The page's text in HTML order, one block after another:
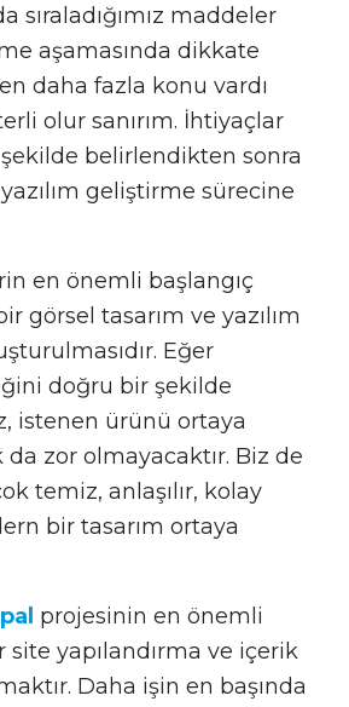
sıraladığımız maddeler
aşamasında dikkate
daha fazla konu vardı
olur sanırım. İhtiyaçlar
şekilde belirlendikten sonra
yazılım geliştirme sürecine
en önemli başlangıç
görsel tasarım ve yazılım
Eğer
doğru bir şekilde
istenen ürünü ortaya
da zor olmayacaktır. Biz de
temiz, anlaşılır, kolay
bir tasarım ortaya
projesinin en önemli
site yapılandırma ve içerik
Daha işin en başında